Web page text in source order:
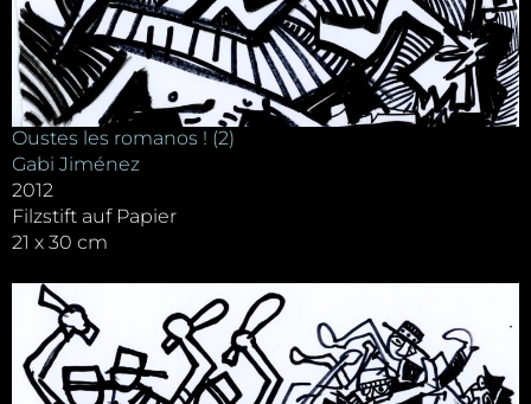
Oustes les romanos ! (2)
Gabi Jiménez
2012
Filzstift auf Papier
21 x 30 cm